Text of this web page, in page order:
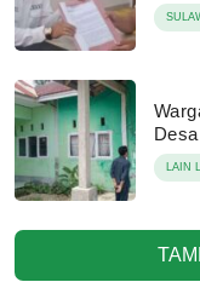
LAIN